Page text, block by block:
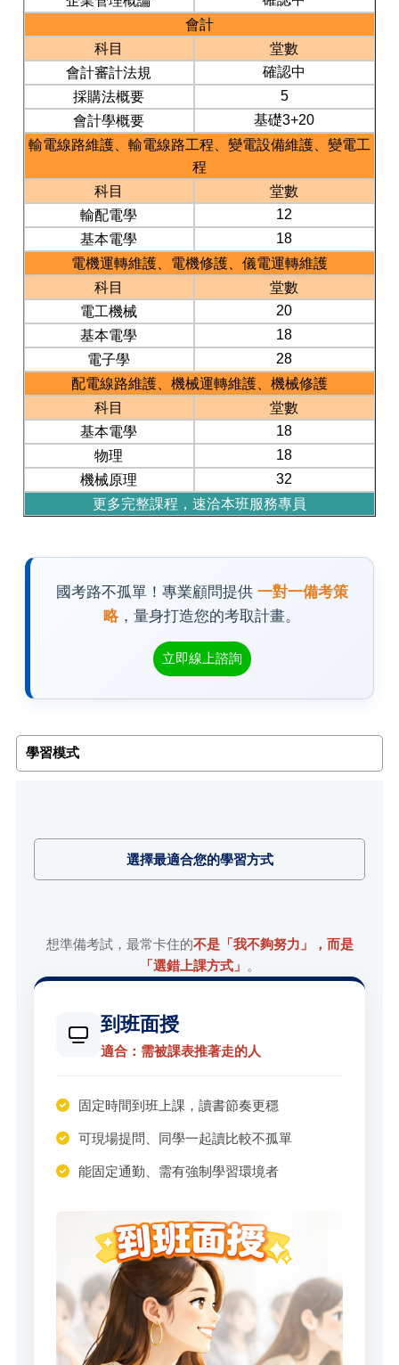
會計
科目
堂數
會計審計法規
確認中
採購法概要
5
會計學概要
基礎3+20
輸電線路維護、輸電線路工程、變電設備維護、變電工
程
科目
堂數
輸配電學
12
基本電學
18
電機運轉維護、電機修護、儀電運轉維護
科目
堂數
電工機械
20
基本電學
18
電子學
28
配電線路維護、機械運轉維護、機械修護
科目
堂數
基本電學
18
物理
18
機械原理
32
更多完整課程，速洽本班服務專員
國考路不孤單！專業顧問提供 一對一備考策
略，量身打造您的考取計畫。
立即線上諮詢
學習模式
選擇最適合您的學習方式
想準備考試，最常卡住的不是「我不夠努力」，而是
「選錯上課方式」 。
到班面授
適合：需被課表推著走的人
固定時間到班上課，讀書節奏更穩
可現場提問、同學一起讀比較不孤單
能固定通勤、需有強制學習環境者